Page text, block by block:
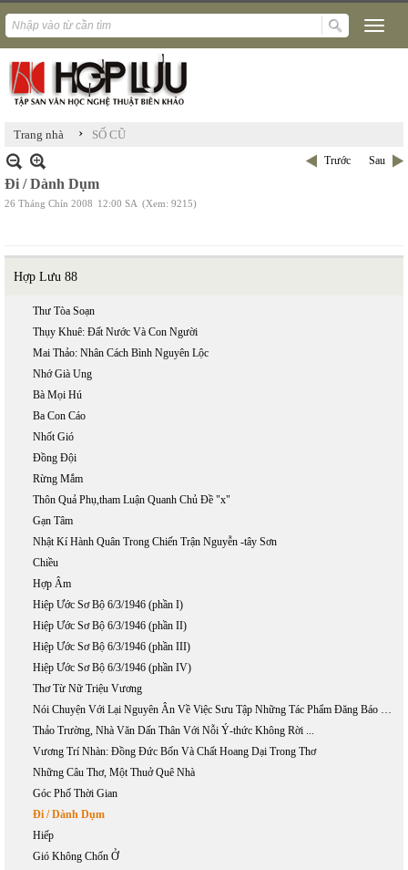
Trang nhà › SỐ CŨ
Trước Sau
Đi / Dành Dụm
26 Tháng Chín 2008 12:00 SA (Xem: 9215)
Hợp Lưu 88
Thư Tòa Soạn
Thụy Khuê: Đất Nước Và Con Người
Mai Thảo: Nhân Cách Bình Nguyên Lộc
Nhớ Già Ung
Bà Mọi Hú
Ba Con Cáo
Nhốt Gió
Đồng Đội
Rừng Mắm
Thôn Quả Phụ,tham Luận Quanh Chủ Đề "x"
Gạn Tâm
Nhật Kí Hành Quân Trong Chiến Trận Nguyễn -tây Sơn
Chiều
Hợp Âm
Hiệp Ước Sơ Bộ 6/3/1946 (phần I)
Hiệp Ước Sơ Bộ 6/3/1946 (phần II)
Hiệp Ước Sơ Bộ 6/3/1946 (phần III)
Hiệp Ước Sơ Bộ 6/3/1946 (phần IV)
Thơ Từ Nữ Triệu Vương
Nói Chuyện Với Lại Nguyên Ân Về Việc Sưu Tập Những Tác Phẩm Đăng Báo Của Phan Khôi
Thảo Trường, Nhà Văn Dấn Thân Với Nỗi Ý-thức Không Rời ...
Vương Trí Nhàn: Đồng Đức Bốn Và Chất Hoang Dại Trong Thơ
Những Câu Thơ, Một Thuở Quê Nhà
Góc Phố Thời Gian
Đi / Dành Dụm
Hiếp
Gió Không Chốn Ở